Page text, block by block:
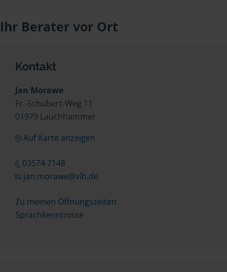
Ihr Berater vor Ort
Kontakt
Jan Morawe
Fr.-Schubert-Weg 11
01979 Lauchhammer
Auf Karte anzeigen
03574 7148
jan.morawe@vlh.de
Zu meinen Öffnungszeiten
Sprachkenntnisse